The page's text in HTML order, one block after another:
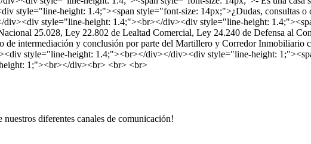
style="line-height: 1.4;"><span style="font-size: 14px;">¿Dudas, consultas o
style="line-height: 1.4;"><br></div><div style="line-height:
25.028, Ley 22.802 de Lealtad Comercial, Ley 24.240 de Defensa al
de intermediación y conclusión por parte del Martillero y Corredor Inmobiliario
style="line-height: 1.4;"><br></div></div><div style="line-height:
1;"><br></div><br> <br> <br>
nuestros diferentes canales de comunicación!